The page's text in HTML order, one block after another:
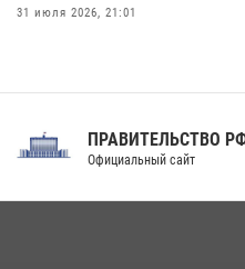
31 июля 2026, 21:01
Праздник «Один день с
ПРАВИТЕЛЬСТВО
Официальный сайт